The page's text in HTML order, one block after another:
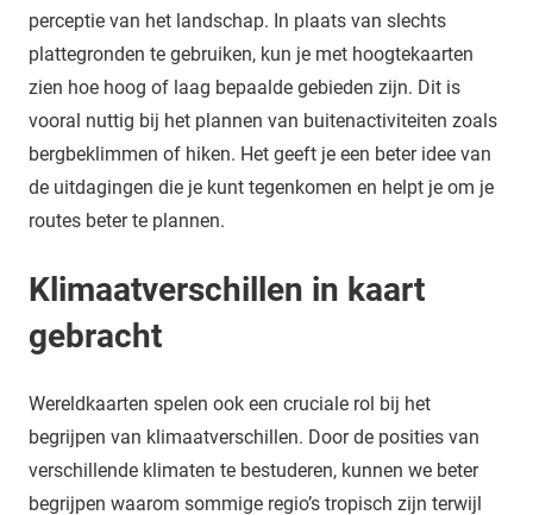
perceptie van het landschap. In plaats van slechts
plattegronden te gebruiken, kun je met hoogtekaarten
zien hoe hoog of laag bepaalde gebieden zijn. Dit is
vooral nuttig bij het plannen van buitenactiviteiten zoals
bergbeklimmen of hiken. Het geeft je een beter idee van
de uitdagingen die je kunt tegenkomen en helpt je om je
routes beter te plannen.
Klimaatverschillen in kaart
gebracht
Wereldkaarten spelen ook een cruciale rol bij het
begrijpen van klimaatverschillen. Door de posities van
verschillende klimaten te bestuderen, kunnen we beter
begrijpen waarom sommige regio’s tropisch zijn terwijl